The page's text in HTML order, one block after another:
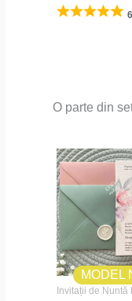
O parte din
MODEL
Invitații de Nuntă